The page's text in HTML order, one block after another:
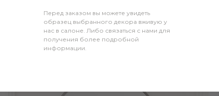
Перед заказом вы можете увидеть
образец выбранного декора вживую у
нас в салоне. Либо связаться с нами для
получения более подробной
информации.